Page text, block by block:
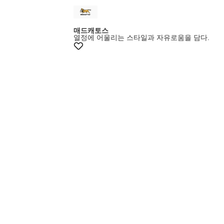
매드캐토스
열정에 어울리는 스타일과 자유로움을 담다.